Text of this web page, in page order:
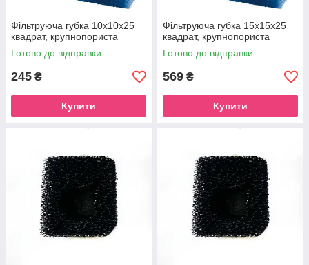
Фільтруюча губка 10х10х25
квадрат, крупнопориста
Готово до відправки
245 ₴
Купити
Фільтруюча губка 15х15х25
квадрат, крупнопориста
Готово до відправки
569 ₴
Купити